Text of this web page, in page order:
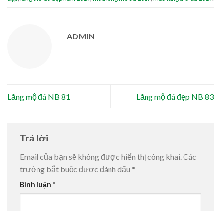
ADMIN
Lăng mộ đá NB 81 Lăng mộ đá đẹp NB 83
Trả lời
Email của bạn sẽ không được hiển thị công khai.Các
trường bắt buộc được đánh dấu *
Bình luận *